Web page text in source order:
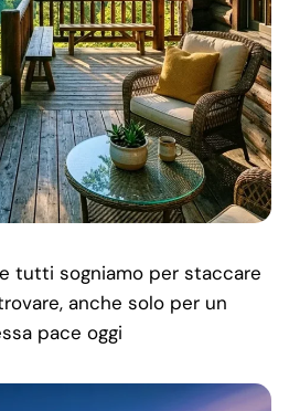
tutti sogniamo per staccare
anche solo per un
pace oggi